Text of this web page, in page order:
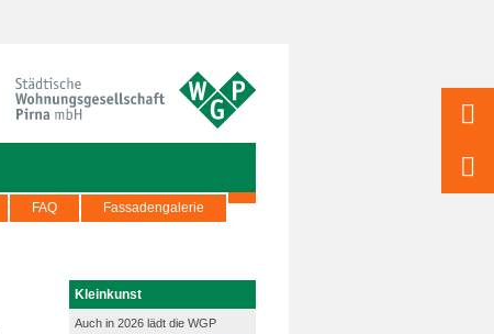
FAQ Fassadengalerie
Kleinkunst
Auch in 2026 lädt die WGP